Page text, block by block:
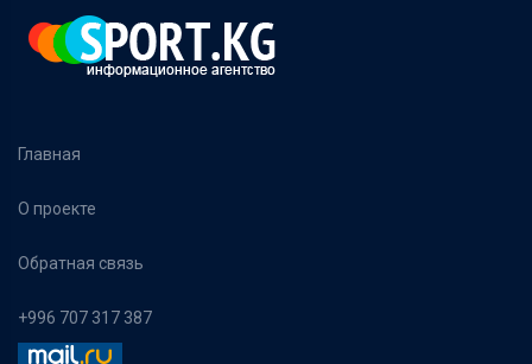
Главная
О проекте
Обратная связь
+996 707 317 387